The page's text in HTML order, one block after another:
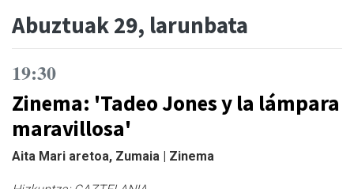
Abuztuak 29, larunbata
19:30
Zinema: 'Tadeo Jones y la lámpara
maravillosa'
Aita Mari aretoa, Zumaia | Zinema